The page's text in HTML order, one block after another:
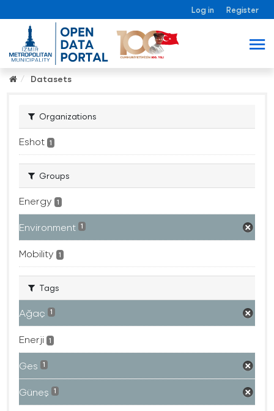
Log in Register
Datasets
Organizations
Eshot 1
Groups
Energy 1
Environment 1
Mobility 1
Tags
Ağaç 1
Enerji 1
Ges 1
Güneş 1